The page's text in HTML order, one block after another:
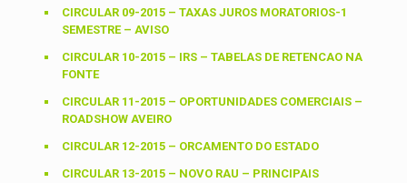
CIRCULAR 09-2015 – TAXAS JUROS MORATORIOS-1
SEMESTRE – AVISO
CIRCULAR 10-2015 – IRS – TABELAS DE RETENCAO NA
FONTE
CIRCULAR 11-2015 – OPORTUNIDADES COMERCIAIS –
ROADSHOW AVEIRO
CIRCULAR 12-2015 – ORCAMENTO DO ESTADO
CIRCULAR 13-2015 – NOVO RAU – PRINCIPAIS